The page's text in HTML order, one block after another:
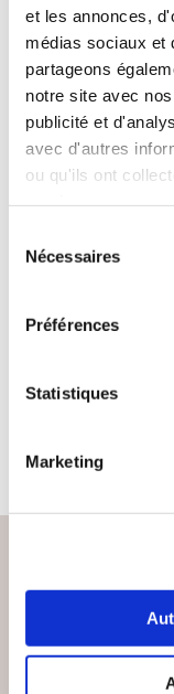
et les annonces,
médias sociaux et
partageons
notre site avec
publicité et
avec d'autres
ou qu'ils ont
Nécessaires
Préférences
Statistiques
Marketing
Rachid
NOTRE
Remises